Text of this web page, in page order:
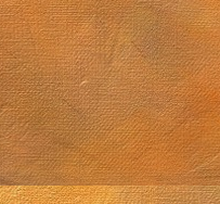
Sol. 15 de abril a 29